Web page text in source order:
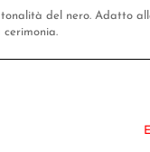
del nero. Adatto